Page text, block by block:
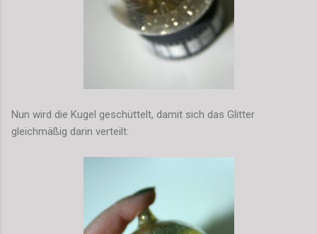
Nun wird die Kugel geschüttelt, damit sich das Glitter
gleichmäßig darin verteilt: